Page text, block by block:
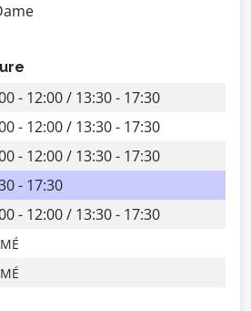
- 12:00 / 13:30 - 17:30
- 12:00 / 13:30 - 17:30
- 12:00 / 13:30 - 17:30
- 17:30
- 12:00 / 13:30 - 17:30